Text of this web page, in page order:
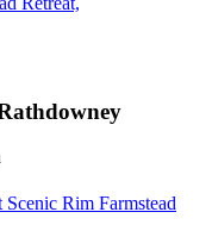
Scenic Rim Farmstead